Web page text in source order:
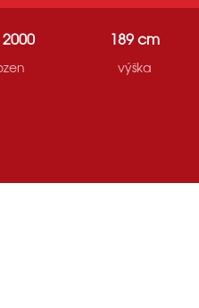
2000 189 cm
výška